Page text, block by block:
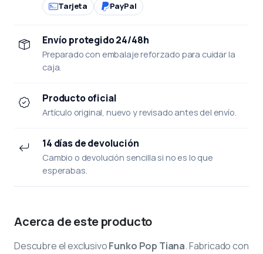
Tarjeta PayPal
Envío protegido 24/48h
Preparado con embalaje reforzado para cuidar la
caja.
Producto oficial
Artículo original, nuevo y revisado antes del envío.
14 días de devolución
Cambio o devolución sencilla si no es lo que
esperabas.
Acerca de este producto
Descubre el exclusivoFunko Pop Tiana. Fabricado con